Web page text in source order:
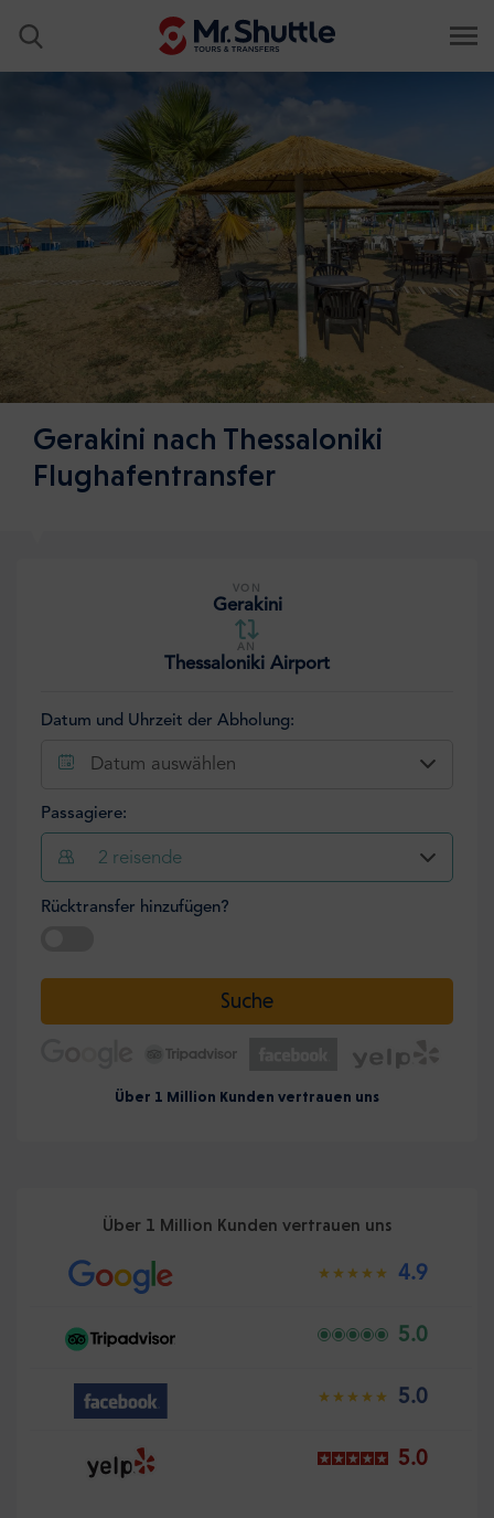
Gerakini nach Thessaloniki
Flughafentransfer
VON
Gerakini
AN
Thessaloniki Airport
Datum und Uhrzeit der Abholung:
Datum auswählen
Passagiere:
2 reisende
Rücktransfer hinzufügen?
Suche
Über 1 Million Kunden vertrauen uns
Über 1 Million Kunden vertrauen uns
4.9
5.0
5.0
5.0